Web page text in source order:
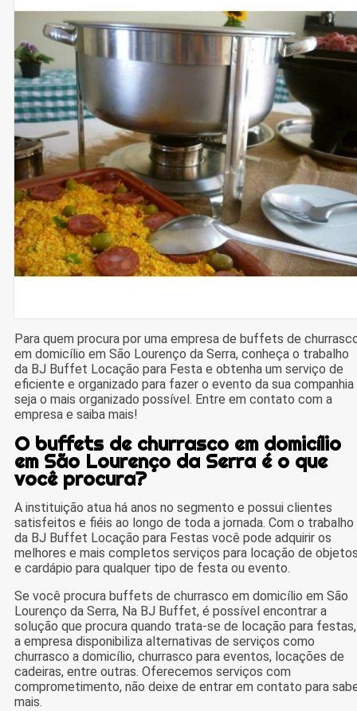
Para quem procura por uma empresa de buffets de
em domicílio em São Lourenço da Serra, conheça o trabalho
da BJ Buffet Locação para Festa e obtenha um serviço de
eficiente e organizado para fazer o evento da sua companhia
seja o mais organizado possível. Entre em contato com a
empresa e saiba mais!
O buffets de churrasco em domicílio
em São Lourenço da Serra é o que
você procura?
A instituição atua há anos no segmento e possui clientes
satisfeitos e fiéis ao longo de toda a jornada. Com o trabalho
da BJ Buffet Locação para Festas você pode adquirir os
melhores e mais completos serviços para locação de
e cardápio para qualquer tipo de festa ou evento.
Se você procura buffets de churrasco em domicílio em São
Lourenço da Serra, Na BJ Buffet, é possível encontrar a
solução que procura quando trata-se de locação para festas,
a empresa disponibiliza alternativas de serviços como
churrasco a domicílio, churrasco para eventos, locações de
cadeiras, entre outras. Oferecemos serviços com
comprometimento, não deixe de entrar em contato para
mais.